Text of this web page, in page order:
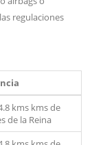
regulaciones
kms kms de
de la Reina